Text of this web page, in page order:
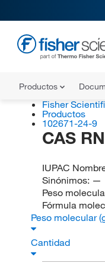
Productos
Fisher
Productos
102671-24-9
CAS
IUPAC
Sinónimos: —
Peso
Fórmula
Peso molecular
Cantidad